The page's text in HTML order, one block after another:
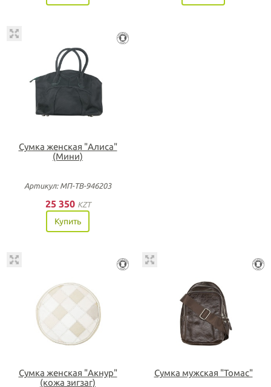
Сумка женская "Алиса"
(Мини)
Артикул: МП-ТВ-946203
25 350 KZT
Купить
Сумка женская "Акнур"
(кожа зигзаг)
Сумка мужская "Томас"